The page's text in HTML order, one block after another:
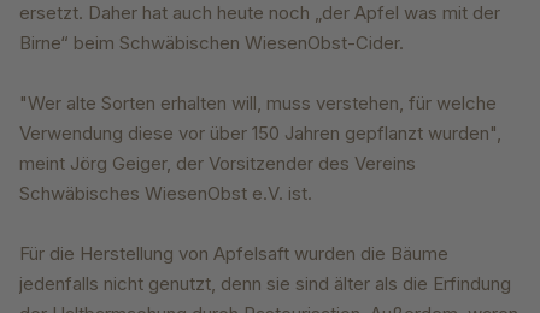
ersetzt. Daher hat auch heute noch „der Apfel was mit der
Birne“ beim Schwäbischen WiesenObst-Cider.
"Wer alte Sorten erhalten will, muss verstehen, für welche
Verwendung diese vor über 150 Jahren gepflanzt wurden",
meint Jörg Geiger, der Vorsitzender des Vereins
Schwäbisches WiesenObst e.V. ist.
Für die Herstellung von Apfelsaft wurden die Bäume
jedenfalls nicht genutzt, denn sie sind älter als die Erfindung